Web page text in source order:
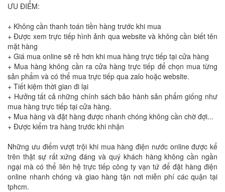
ƯU ĐIỂM:
+ Không cần thanh toán tiền hàng trước khi mua
+ Được xem trực tiếp hình ảnh qua website và không cần biết tên
mặt hàng
+ Giá mua online sẽ rẻ hơn khi mua hàng trực tiếp tại cửa hàng
+ Mua hàng không cần ra cửa hàng trực tiếp để chọn mua từng
sản phẩm và có thể mua trực tiếp qua zalo hoặc website.
+ Tiết kiệm thời gian đi lại
+ Hưởng tất cả những chính sách bảo hành sản phẩm giống như
mua hàng trực tiếp tại cửa hàng.
+ Mua hàng và đặt hàng được nhanh chóng không cần chờ đợi...
+ Được kiểm tra hàng trước khi nhận
Những ưu điểm vượt trội khi mua hàng điện nước online được kể
trên thật sự rất xứng đáng và quý khách hàng không cần ngần
ngại mà có thể liên hệ trực tiếp công ty vạn tứ để đặt hàng điện
online nhanh chóng và giao hàng tận nơi miễn phí các quận tại
tphcm.